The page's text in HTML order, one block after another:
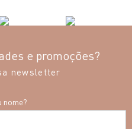
e promoções?
newsletter
nome?